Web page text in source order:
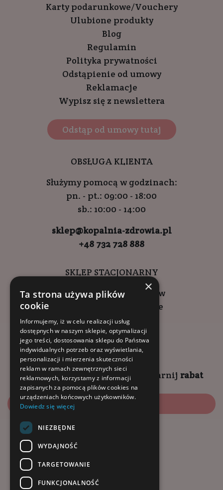
Karty podarunkowe/Vouchery
Ulubione produkty
Blog
Regulamin
Polityka prywatności
Odstąpienie od umowy
Reklamacje
Wypisz się z newslettera
Odstąp od umowy tutaj
OBSŁUGA KLIENTA
Służymy pomocą w godzinach:
pn. - pt.: 09:00 - 18:00
sb.: 10:00 - 14:00
sklep@kopalnia-zdrowia.pl
+48 732 728 888
SKLEP STACJONARNY
ul. Wadowicka 6, Kraków
Kompleks Buma Square
godziny otwarcia:
9:00 - 18:00 (pon-pt)
10:00 - 14:00 (sob)
Zapisz się naNEWSLETTER zgarnij rabat
Zapisz się
×
Ta strona używa plików
cookie
Informujemy, iż w celu realizacji usług
dostępnych w naszym sklepie, optymalizacji
jego treści, dostosowania sklepu do Państwa
indywidualnych potrzeb oraz wyświetlania,
personalizacji i mierzenia skuteczności
reklam w ramach zewnętrznych sieci
reklamowych, korzystamy z informacji
zapisanych za pomocą plików cookies na
urządzeniach końcowych użytkowników.
Dowiedz się więcej
NIEZBĘDNE
WYDAJNOŚĆ
TARGETOWANIE
FUNKCJONALNOŚĆ